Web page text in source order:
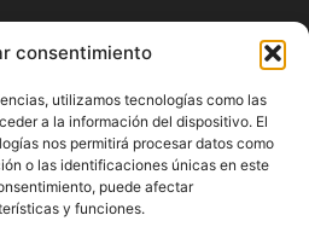
consentimiento
utilizamos tecnologías como las
a la información del dispositivo. El
nos permitirá procesar datos como
o las identificaciones únicas en este
puede afectar
y funciones.
Propiedad de
| 639 95 71 95 | Noticias de
Málaga y Provincia|